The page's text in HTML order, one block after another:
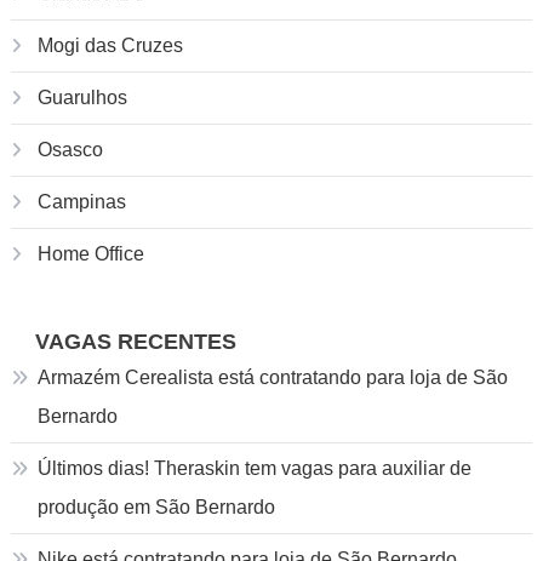
Mogi das Cruzes
Guarulhos
Osasco
Campinas
Home Office
VAGAS RECENTES
Armazém Cerealista está contratando para loja de São
Bernardo
Últimos dias! Theraskin tem vagas para auxiliar de
produção em São Bernardo